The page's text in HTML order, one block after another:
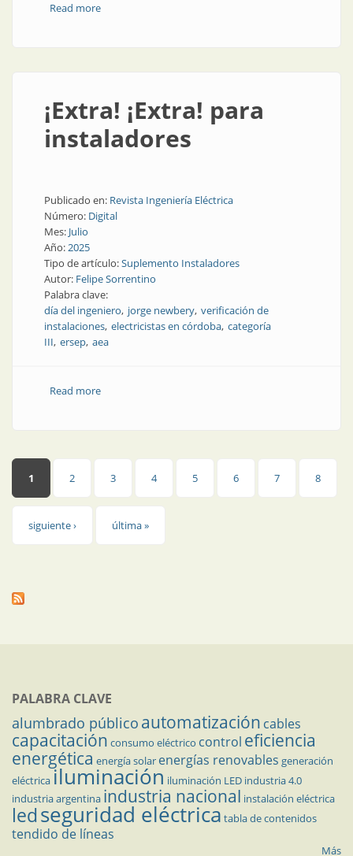
Read moreabout Mantenimiento de las instalaciones eléctricas
¡Extra! ¡Extra! para
instaladores
Publicado en: Revista Ingeniería Eléctrica
Número: Digital
Mes: Julio
Año:2025
Tipo de artículo:Suplemento Instaladores
Autor: Felipe Sorrentino
Palabra clave:
día del ingeniero jorge newbery verificación de
instalaciones electricistas en córdoba categoría
III ersep aea
Read moreabout ¡Extra! ¡Extra! para instaladores
Páginas
1 2 3 4 5 6 7 8
siguiente › última »
PALABRA CLAVE
alumbrado público automatización cables
capacitación consumo eléctrico control eficiencia
energética energía solar energías renovables generación
eléctricailuminación iluminación LED industria 4.0
industria argentina industria nacional instalación eléctrica
ledseguridad eléctrica tabla de contenidos
tendido de líneas
Más